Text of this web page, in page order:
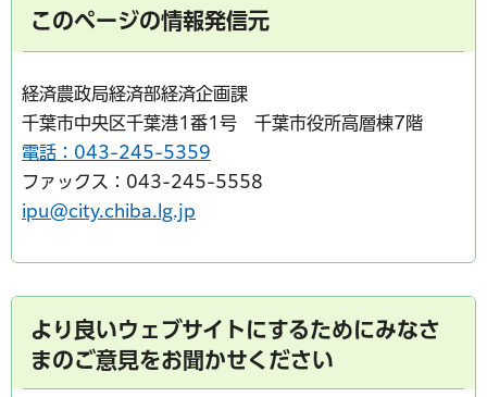
このページの情報発信元
経済農政局経済部経済企画課
千葉市中央区千葉港1番1号 千葉市役所高層棟7階
電話：043-245-5359
ファックス：043-245-5558
ipu@city.chiba.lg.jp
より良いウェブサイトにするためにみなさ
まのご意見をお聞かせください